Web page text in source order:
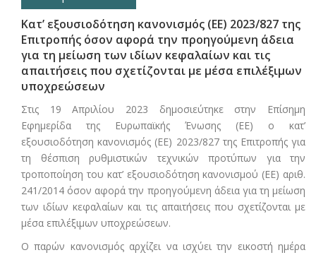
Kατ’ εξουσιοδότηση κανονισμός (ΕΕ) 2023/827 της
Επιτροπής όσον αφορά την προηγούμενη άδεια
για τη μείωση των ιδίων κεφαλαίων και τις
απαιτήσεις που σχετίζονται με μέσα επιλέξιμων
υποχρεώσεων
Στις 19 Απριλίου 2023 δημοσιεύτηκε στην Επίσημη
Εφημερίδα της Ευρωπαϊκής Ένωσης (ΕΕ) ο κατ’
εξουσιοδότηση κανονισμός (ΕΕ) 2023/827 της Επιτροπής για
τη θέσπιση ρυθμιστικών τεχνικών προτύπων για την
τροποποίηση του κατ’ εξουσιοδότηση κανονισμού (ΕΕ) αριθ.
241/2014 όσον αφορά την προηγούμενη άδεια για τη μείωση
των ιδίων κεφαλαίων και τις απαιτήσεις που σχετίζονται με
μέσα επιλέξιμων υποχρεώσεων.
Ο παρών κανονισμός αρχίζει να ισχύει την εικοστή ημέρα